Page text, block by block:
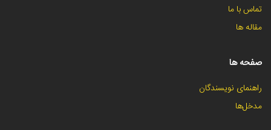
تماس با ما
مقاله ها
صفحه ها
راهنمای نویسندگان
مدخل‌ها